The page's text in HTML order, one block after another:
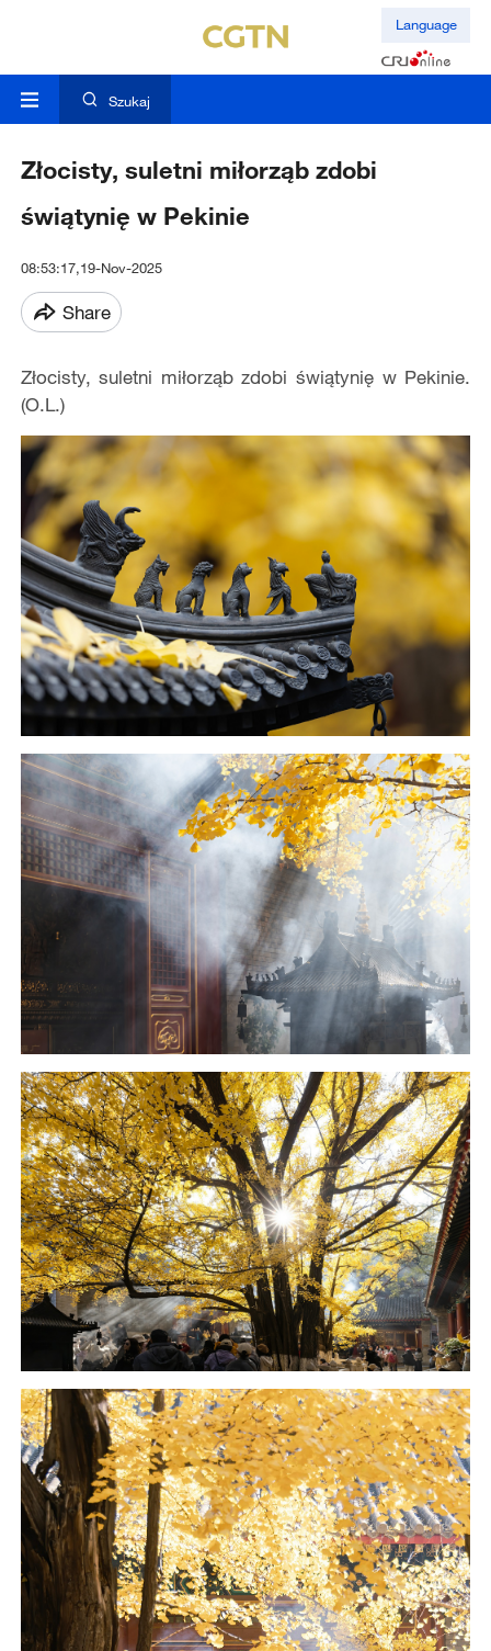
Language
Szukaj
Złocisty, suletni miłorząb zdobi
świątynię w Pekinie
08:53:17,19-Nov-2025
Share
Złocisty, suletni miłorząb zdobi świątynię w Pekinie.
(O.L.)